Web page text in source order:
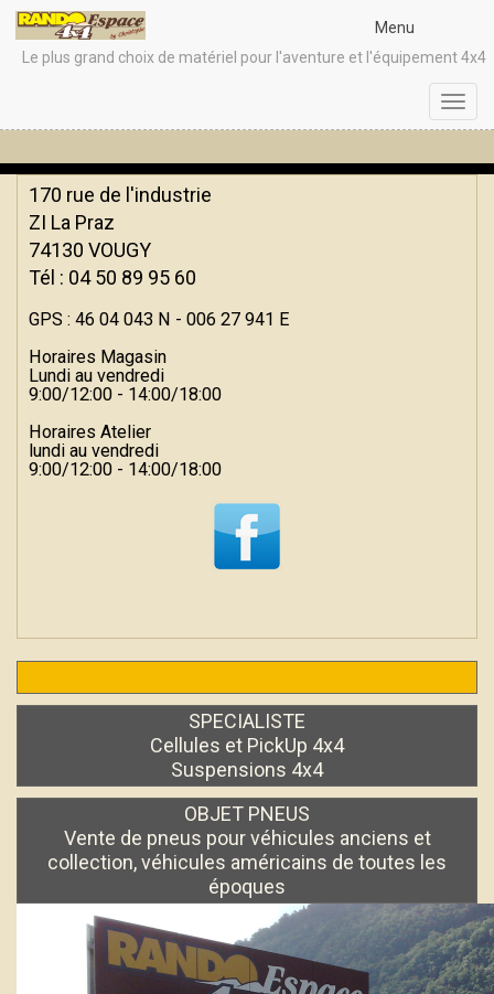
Le plus grand choix de matériel pour l'aventure et l'équipement 4x4
Menu
170 rue de l'industrie
ZI La Praz
74130 VOUGY
Tél : 04 50 89 95 60
GPS : 46 04 043 N - 006 27 941 E
Horaires Magasin
Lundi au vendredi
9:00/12:00 - 14:00/18:00
Horaires Atelier
lundi au vendredi
9:00/12:00 - 14:00/18:00
SPECIALISTE
Cellules et PickUp 4x4
Suspensions 4x4
OBJET PNEUS
Vente de pneus pour véhicules anciens et
collection, véhicules américains de toutes les
époques